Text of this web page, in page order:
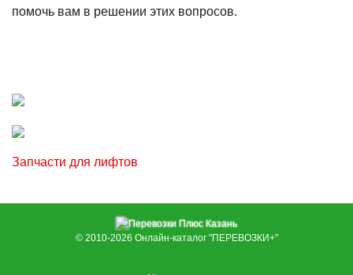
помочь вам в решении этих вопросов.
Запчасти для лифтов
© 2010-2026 Онлайн-каталог "ПЕРЕВОЗКИ+"